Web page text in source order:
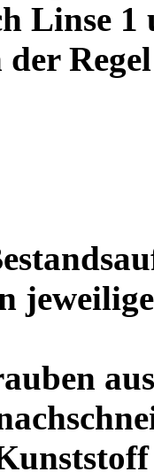
Linse
der Regel